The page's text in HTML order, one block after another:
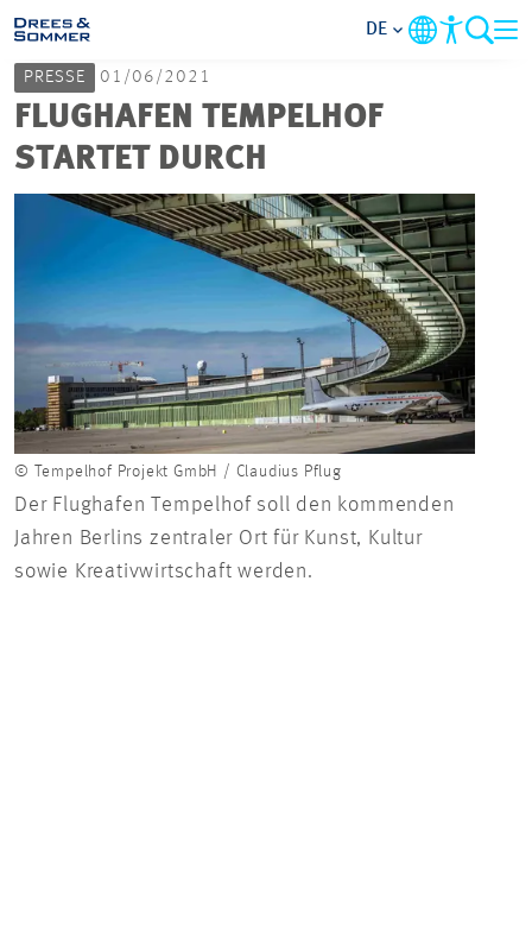
MARKETS
UNTERNEHMEN
IM FOKUS
KARRIERE
PROJEKTE
KONTAKT
DE
PRESSE 01/06/2021
FLUGHAFEN TEMPELHOF
STARTET DURCH
© Tempelhof Projekt GmbH / Claudius Pflug
Der Flughafen Tempelhof soll den kommenden
Jahren Berlins zentraler Ort für Kunst, Kultur
sowie Kreativwirtschaft werden.